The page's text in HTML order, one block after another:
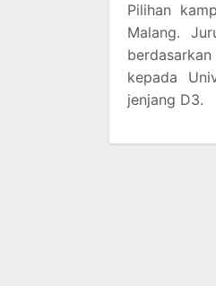
Pilihan
Malang.
kepada
jenjang D3.